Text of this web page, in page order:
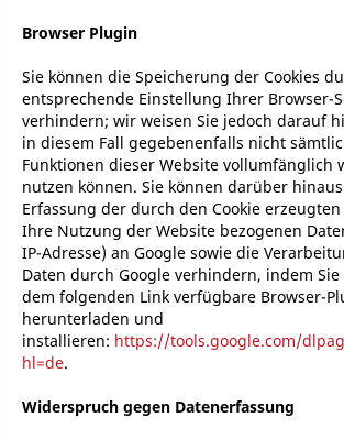
Browser Plugin
Sie können die Speicherung der Cookies
entsprechende Einstellung Ihrer Browser-
verhindern; wir weisen Sie jedoch darauf
in diesem Fall gegebenenfalls nicht
Funktionen dieser Website vollumfänglich
nutzen können. Sie können darüber
Erfassung der durch den Cookie
Ihre Nutzung der Website bezogenen
IP-Adresse) an Google sowie die
Daten durch Google verhindern, indem
dem folgenden Link verfügbare Browser-
herunterladen und
installieren: https://tools.google.com/
hl=de.
Widerspruch gegen Datenerfassung